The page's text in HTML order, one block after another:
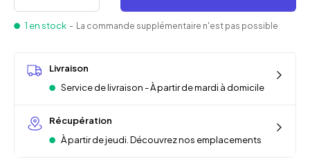
1 en stock - La commande supplémentaire n'est pas possible
Livraison
Service de livraison - À partir de mardi à domicile
Récupération
À partir de jeudi. Découvrez nos emplacements